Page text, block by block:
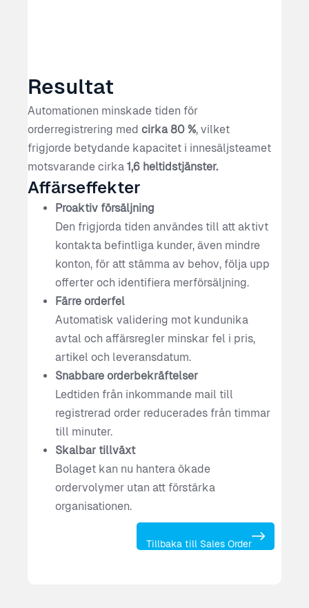
Resultat
Automationen minskade tiden för
orderregistrering med cirka 80 %, vilket
frigjorde betydande kapacitet i innesäljsteamet
motsvarande cirka 1,6 heltidstjänster.
Affärseffekter
Proaktiv försäljning
Den frigjorda tiden användes till att aktivt
kontakta befintliga kunder, även mindre
konton, för att stämma av behov, följa upp
offerter och identifiera merförsäljning.
Färre orderfel
Automatisk validering mot kundunika
avtal och affärsregler minskar fel i pris,
artikel och leveransdatum.
Snabbare orderbekräftelser
Ledtiden från inkommande mail till
registrerad order reducerades från timmar
till minuter.
Skalbar tillväxt
Bolaget kan nu hantera ökade
ordervolymer utan att förstärka
organisationen.
Tillbaka till Sales Order